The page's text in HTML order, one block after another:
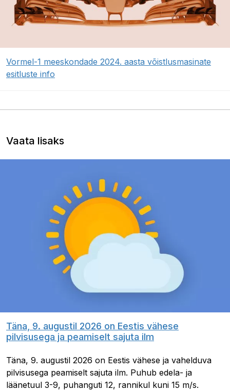
Vormel-1 meeskondade 2024. aasta võistlusmasinate
esitluste info
Vaata lisaks
Täna, 9. augustil 2026 on Eestis vähese
pilvisusega ja peamiselt sajuta ilm
Täna, 9. augustil 2026 on Eestis vähese ja vahelduva
pilvisusega peamiselt sajuta ilm. Puhub edela- ja
läänetuul 3-9, puhanguti 12, rannikul kuni 15 m/s.